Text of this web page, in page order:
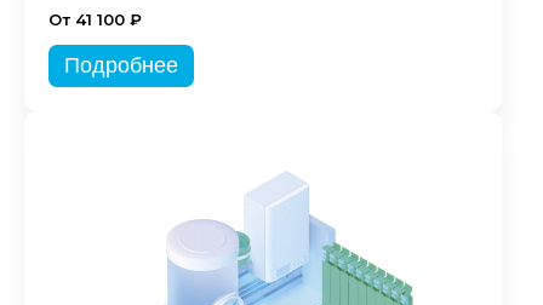
От 41 100 ₽
Подробнее